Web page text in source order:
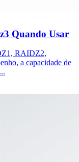
Quando Usar
RAIDZ2,
a capacidade de